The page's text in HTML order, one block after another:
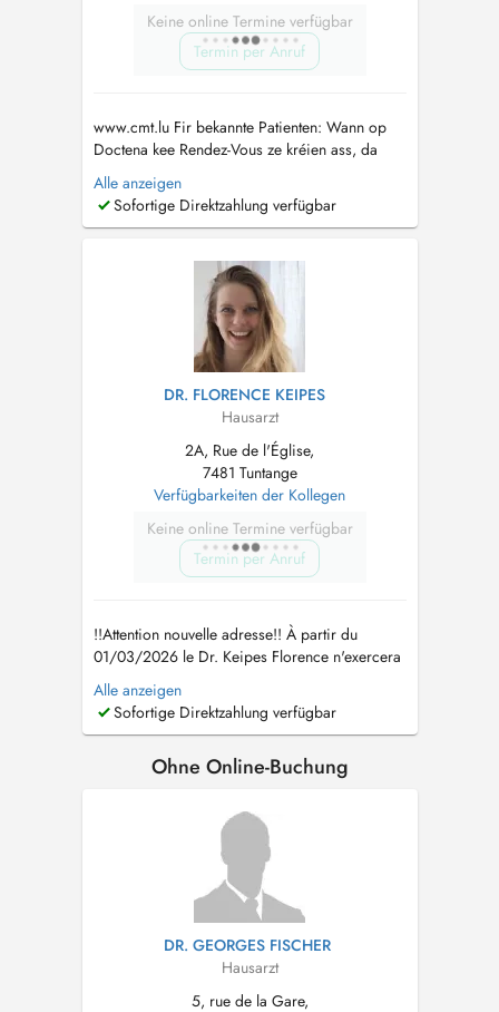
Keine online Termine verfügbar
Termin per Anruf
www.cmt.lu Fir bekannte Patienten: Wann op
Doctena kee Rendez-Vous ze kréien ass, da
rufft eis gären un. Pour patients connus: Si
vous ne trouvez pas de rendez-vous sur
Doctena, n'hésitez pas de nous appeler....
Alle anzeigen
Sofortige Direktzahlung verfügbar
DR. FLORENCE KEIPES
Hausarzt
2A, Rue de l'Église,
7481 Tuntange
Verfügbarkeiten der Kollegen
Keine online Termine verfügbar
Termin per Anruf
!!Attention nouvelle adresse!! À partir du
01/03/2026 le Dr. Keipes Florence n'exercera
plus au Cabinet Médical Steinsel, mais au
Centre Médical Tënten 2A, rue de l'Eglise L
7481 Tuntange Tel : 26 39 63 Fax : 26 39 63
remplace également le...
Alle anzeigen
Sofortige Direktzahlung verfügbar
Ohne Online-Buchung
DR. GEORGES FISCHER
Hausarzt
5, rue de la Gare,